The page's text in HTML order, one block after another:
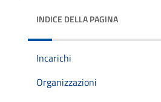
INDICE DELLA PAGINA
Incarichi
Organizzazioni